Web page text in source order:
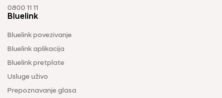
0800 11 11
Bluelink
Bluelink povezivanje
Bluelink aplikacija
Bluelink pretplate
Usluge uživo
Prepoznavanje glasa